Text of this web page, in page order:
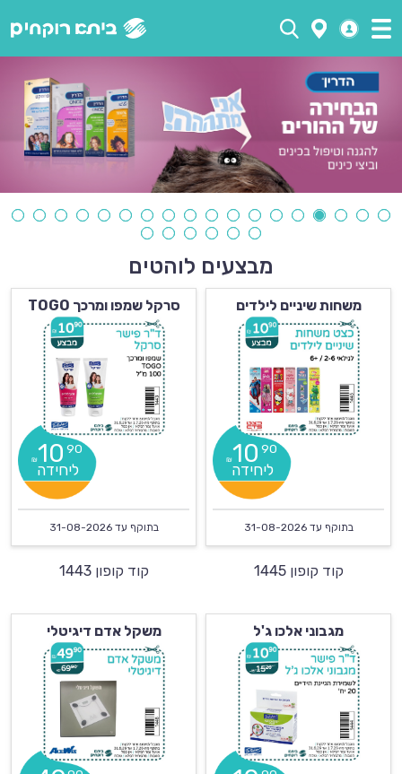
מבצעים לוהטים
משחות שיניים לילדים
₪10 90
בתוקף עד31-08-2026
קוד קופון 1445
סרקל שמפו ומרכך TOGO
₪10 90
בתוקף עד31-08-2026
קוד קופון 1443
מגבוני אלכו ג'ל משקל אדם דיגיטלי